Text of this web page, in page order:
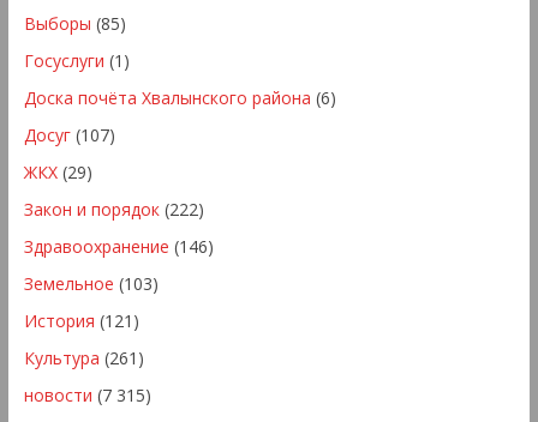
Выборы (85)
Госуслуги (1)
Доска почёта Хвалынского района (6)
Досуг(107)
ЖКХ(29)
Закон и порядок(222)
Здравоохранение (146)
Земельное (103)
История (121)
Культура (261)
новости (7 315)